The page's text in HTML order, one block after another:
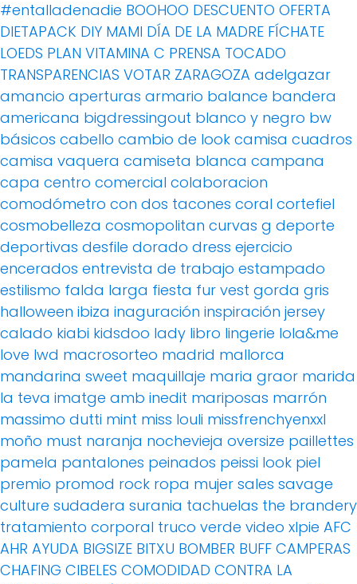
#entalladenadie BOOHOO DESCUENTO OFERTA
DIETAPACK DIY MAMI DÍA DE LA MADRE FÍCHATE
LOEDS PLAN VITAMINA C PRENSA TOCADO
TRANSPARENCIAS VOTAR ZARAGOZA adelgazar
amancio aperturas armario balance bandera
americana bigdressingout blanco y negro bw
básicos cabello cambio de look camisa cuadros
camisa vaquera camiseta blanca campana
capa centro comercial colaboracion
comodómetro con dos tacones coral cortefiel
cosmobelleza cosmopolitan curvas g deporte
deportivas desfile dorado dress ejercicio
encerados entrevista de trabajo estampado
estilismo falda larga fiesta fur vest gorda gris
halloween ibiza inaguración inspiración jersey
calado kiabi kidsdoo lady libro lingerie lola&me
love lwd macrosorteo madrid mallorca
mandarina sweet maquillaje maria graor marida
la teva imatge amb inedit mariposas marrón
massimo dutti mint miss louli missfrenchyenxxl
moño must naranja nochevieja oversize paillettes
pamela pantalones peinados peissi look piel
premio promod rock ropa mujer sales savage
culture sudadera surania tachuelas the brandery
tratamiento corporal truco verde video xlpie AFC
AHR AYUDA BIGSIZE BITXU BOMBER BUFF CAMPERAS
CHAFING CIBELES COMODIDAD CONTRA LA